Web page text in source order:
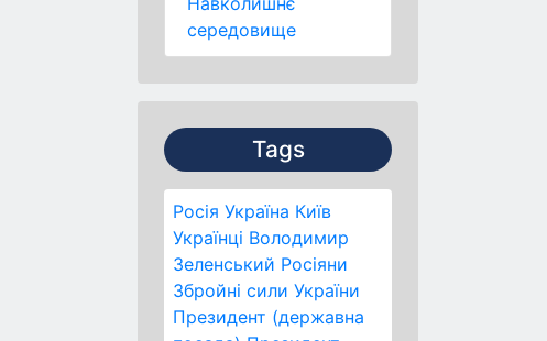
середовище
Tags
Росія Україна Київ
Українці Володимир
Зеленський Росіяни
Збройні сили України
Президент (державна